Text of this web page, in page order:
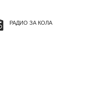
РАДИО ЗА КОЛА